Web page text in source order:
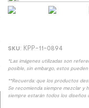
8. receptaculo
: KPP-11-0894
*Las imágenes utilizadas son
posible, sin embargo, estos pueden
**Recuerda: que los productos
Se recomienda siempre mezclar y
siempre estarán todos los diseños